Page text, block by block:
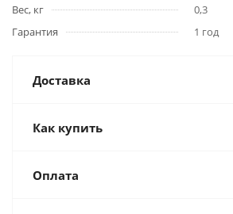
Вес, кг
0,3
Гарантия
1 год
Доставка
Как купить
Оплата